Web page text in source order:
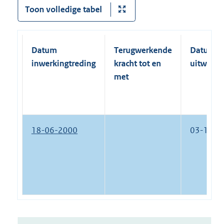
Toon volledige tabel
Datum
inwerkingtreding
Terugwerkende
kracht tot en
met
Datum
18-06-2000 03-11-